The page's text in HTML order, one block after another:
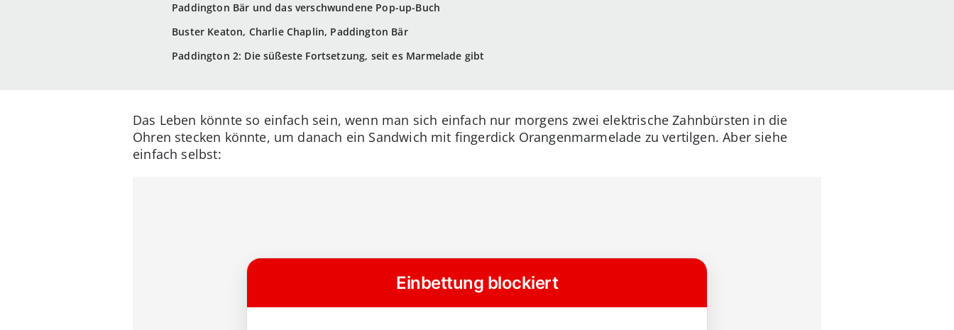
Paddington Bär und das verschwundene Pop-up-Buch
Buster Keaton, Charlie Chaplin, Paddington Bär
Paddington 2: Die süßeste Fortsetzung, seit es Marmelade gibt
Das Leben könnte so einfach sein, wenn man sich einfach nur morgens zwei elektrische Zahnbürsten in die
Ohren stecken könnte, um danach ein Sandwich mit fingerdick Orangenmarmelade zu vertilgen. Aber siehe
einfach selbst: